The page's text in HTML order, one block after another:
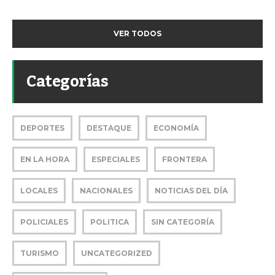
VER TODOS
Categorías
DEPORTES DESTAQUE ECONOMÍA
EN LA HORA ESPECIALES FRONTERA
LOCALES NACIONALES NOTICIAS DEL DÍA
POLICIALES POLITICA SIN CATEGORÍA
TURISMO UNCATEGORIZED